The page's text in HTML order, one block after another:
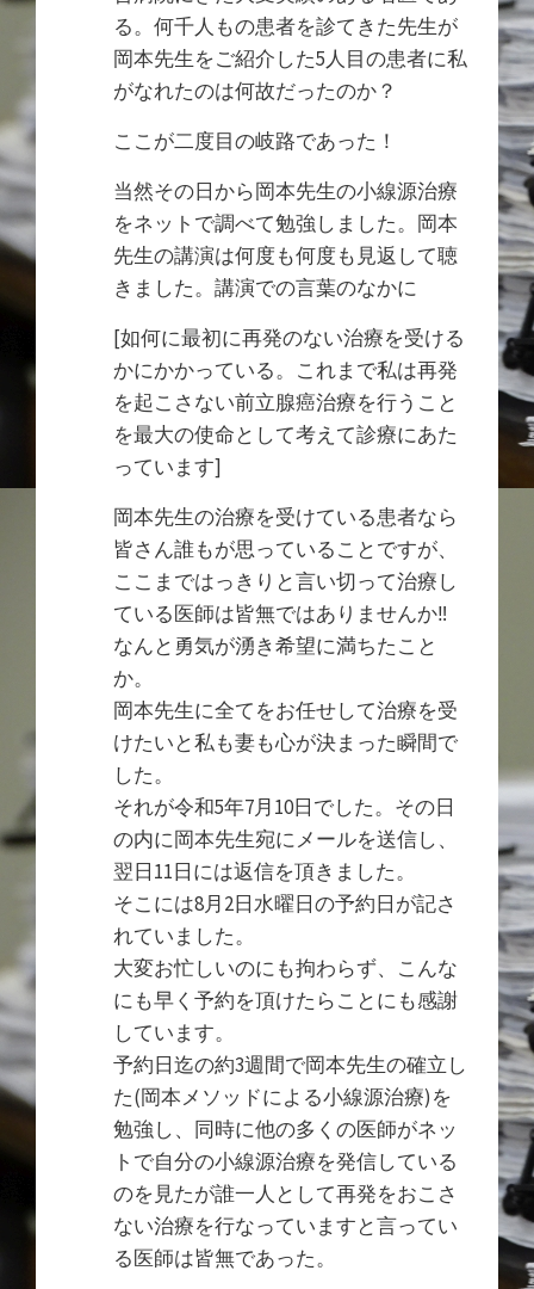
る。何千人もの患者を診てきた先生が
岡本先生をご紹介した5人目の患者に私
がなれたのは何故だったのか？
ここが二度目の岐路であった！
当然その日から岡本先生の小線源治療
をネットで調べて勉強しました。岡本
先生の講演は何度も何度も見返して聴
きました。講演での言葉のなかに
[如何に最初に再発のない治療を受ける
かにかかっている。これまで私は再発
を起こさない前立腺癌治療を行うこと
を最大の使命として考えて診療にあた
っています]
岡本先生の治療を受けている患者なら
皆さん誰もが思っていることですが、
ここまではっきりと言い切って治療し
ている医師は皆無ではありませんか‼︎
なんと勇気が湧き希望に満ちたこと
か。
岡本先生に全てをお任せして治療を受
けたいと私も妻も心が決まった瞬間で
した。
それが令和5年7月10日でした。その日
の内に岡本先生宛にメールを送信し、
翌日11日には返信を頂きました。
そこには8月2日水曜日の予約日が記さ
れていました。
大変お忙しいのにも拘わらず、こんな
にも早く予約を頂けたらことにも感謝
しています。
予約日迄の約3週間で岡本先生の確立し
た(岡本メソッドによる小線源治療)を
勉強し、同時に他の多くの医師がネッ
トで自分の小線源治療を発信している
のを見たが誰一人として再発をおこさ
ない治療を行なっていますと言ってい
る医師は皆無であった。